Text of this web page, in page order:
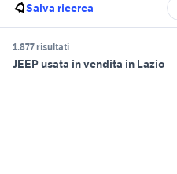
Salva ricerca
1.877 risultati
JEEP usata in vendita in Lazio